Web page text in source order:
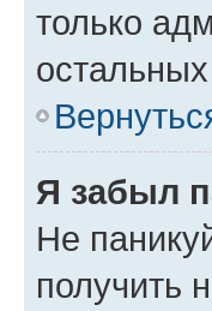
только
Я забыл
Не
получить